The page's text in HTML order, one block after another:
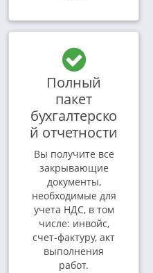
Полный
пакет
бухгалтерско
й отчетности
Вы получите все
закрывающие
документы,
необходимые для
учета НДС, в том
числе: инвойс,
счет-фактуру, акт
выполнения
работ.